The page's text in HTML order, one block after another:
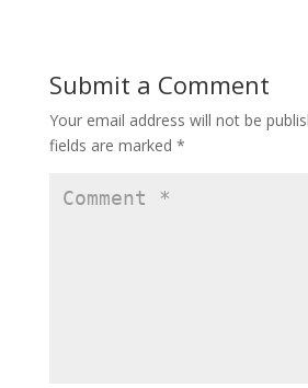
o
o
k
o
n
Submit a Comment
Your email address will not be
fields are marked *